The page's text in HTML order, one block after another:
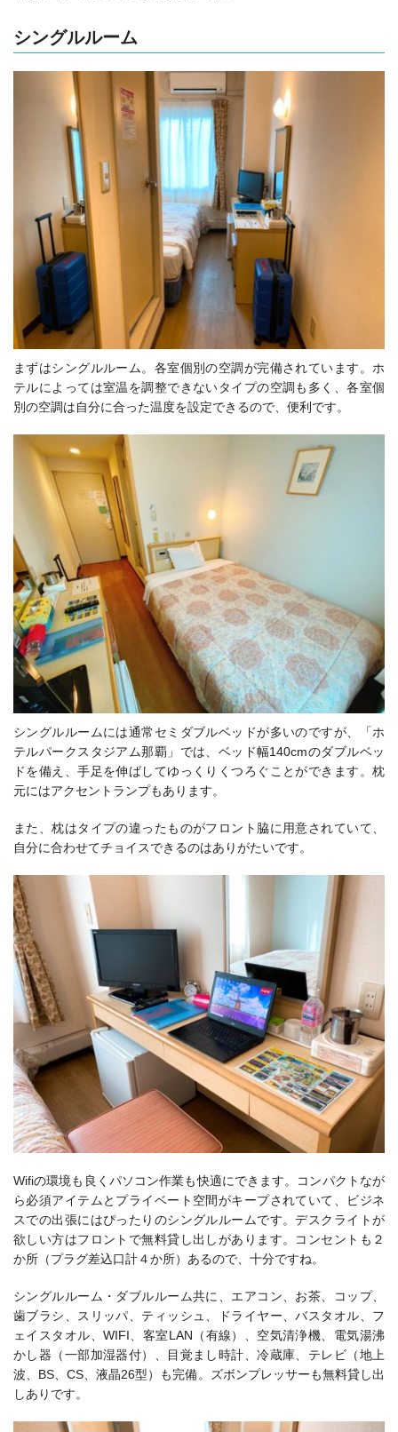
シングルルーム
まずはシングルルーム。各室個別の空調が完備されています。ホ
テルによっては室温を調整できないタイプの空調も多く、各室個
別の空調は自分に合った温度を設定できるので、便利です。
シングルルームには通常セミダブルベッドが多いのですが、「ホ
テルパークスタジアム那覇」では、ベッド幅140cmのダブルベッ
ドを備え、手足を伸ばしてゆっくりくつろぐことができます。枕
元にはアクセントランプもあります。
また、枕はタイプの違ったものがフロント脇に用意されていて、
自分に合わせてチョイスできるのはありがたいです。
Wifiの環境も良くパソコン作業も快適にできます。コンパクトなが
ら必須アイテムとプライベート空間がキープされていて、ビジネ
スでの出張にはぴったりのシングルルームです。デスクライトが
欲しい方はフロントで無料貸し出しがあります。コンセントも２
か所（プラグ差込口計４か所）あるので、十分ですね。
シングルルーム・ダブルルーム共に、 エアコン、お茶、コップ、
歯ブラシ、スリッパ、ティッシュ、ドライヤー、バスタオル、フ
ェイスタオル、WIFI、客室LAN（有線）、空気清浄機、電気湯沸
かし器（一部加湿器付）、目覚まし時計、冷蔵庫、テレビ（地上
波、BS、CS、液晶26型）も完備。ズボンプレッサーも無料貸し出
しありです。